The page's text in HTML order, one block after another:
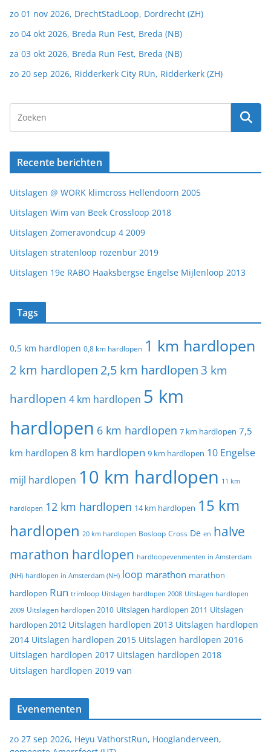
zo 01 nov 2026, DrechtStadLoop, Dordrecht (ZH)
zo 04 okt 2026, Breda Run Fest, Breda (NB)
za 03 okt 2026, Breda Run Fest, Breda (NB)
zo 20 sep 2026, Ridderkerk City RUn, Ridderkerk (ZH)
Recente berichten
Uitslagen @ WORK klimcross Hellendoorn 2005
Uitslagen Wim van Beek Crossloop 2018
Uitslagen Zomeravondcup 4 2009
Uitslagen stratenloop rozenbur 2019
Uitslagen 19e RABO Haaksbergse Engelse Mijlenloop 2013
Tags
0,5 km hardlopen 0,8 km hardlopen 1 km hardlopen
2 km hardlopen 2,5 km hardlopen 3 km
hardlopen 4 km hardlopen 5 km
hardlopen 6 km hardlopen 7 km hardlopen 7,5
km hardlopen 8 km hardlopen 9 km hardlopen 10 Engelse
mijl hardlopen 10 km hardlopen 11 km
hardlopen 12 km hardlopen 14 km hardlopen 15 km
hardlopen 20 km hardlopen Bosloop Cross De en halve
marathon hardlopen hardloopevenmenten in Amsterdam
(NH) hardlopen in Amsterdam (NH) loop marathon marathon
hardlopen Run trimloop Uitslagen hardlopen 2008 Uitslagen hardlopen
2009 Uitslagen hardlopen 2010 Uitslagen hardlopen 2011 Uitslagen
hardlopen 2012 Uitslagen hardlopen 2013 Uitslagen hardlopen
2014 Uitslagen hardlopen 2015 Uitslagen hardlopen 2016
Uitslagen hardlopen 2017 Uitslagen hardlopen 2018
Uitslagen hardlopen 2019 van
Evenementen
zo 27 sep 2026, Heyu VathorstRun, Hooglanderveen,